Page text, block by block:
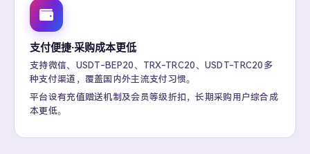
支付便捷·采购成本更低
支持微信、USDT-BEP20、TRX-TRC20、USDT-TRC20多
种支付渠道，覆盖国内外主流支付习惯。
平台设有充值赠送机制及会员等级折扣，长期采购用户综合成
本更低。